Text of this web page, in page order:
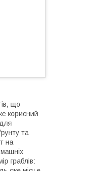
що
корисний
та
на
граблів: